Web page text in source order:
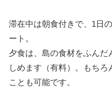
滞在中は朝食付きで、1日
ート。
夕食は、島の食材をふんだ
しめます（有料）。もち
ことも可能です。